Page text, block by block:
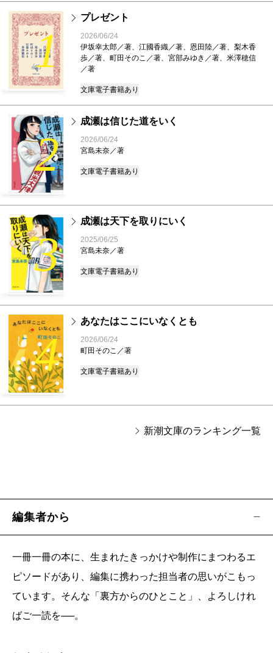
1
プレゼント
2026/06/24
伊坂幸太郎／著、江國香織／著、恩田陸／著、梨木香
歩／著、町田そのこ／著、宮部みゆき／著、米澤穂信
／著
文庫電子書籍あり
2
成瀬は信じた道をいく
2026/06/24
宮島未奈／著
文庫電子書籍あり
3
成瀬は天下を取りにいく
2025/06/25
宮島未奈／著
文庫電子書籍あり
4
あなたはここにいなくとも
2026/06/24
町田そのこ／著
文庫電子書籍あり
新潮文庫のランキング一覧
編集者から
一冊一冊の本に、生まれたきっかけや制作にまつわるエ
ピソードがあり、編集に携わった担当者の思いがこもっ
ています。そんな「裏方からのひとこと」、よろしけれ
ばご一読を──。